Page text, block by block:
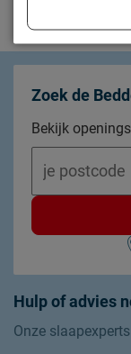
Hulp of advies
Onze
Zoek de
Bekijk